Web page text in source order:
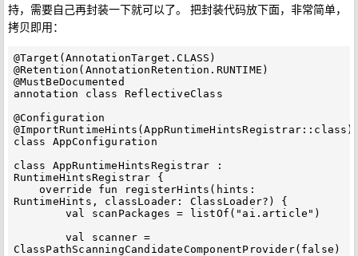
持，需要自己再封装一下就可以了。 把封装代码放下面，非常简单，
拷贝即用：
@Target(AnnotationTarget.CLASS)
@Retention(AnnotationRetention.RUNTIME)
@MustBeDocumented
annotation class ReflectiveClass
@Configuration
@ImportRuntimeHints(AppRuntimeHintsRegistrar::class)
class AppConfiguration
class AppRuntimeHintsRegistrar :
RuntimeHintsRegistrar {
RuntimeHints, classLoader: ClassLoader?) {
        val scanPackages = listOf("ai.article")
        val scanner =
ClassPathScanningCandidateComponentProvider(false)